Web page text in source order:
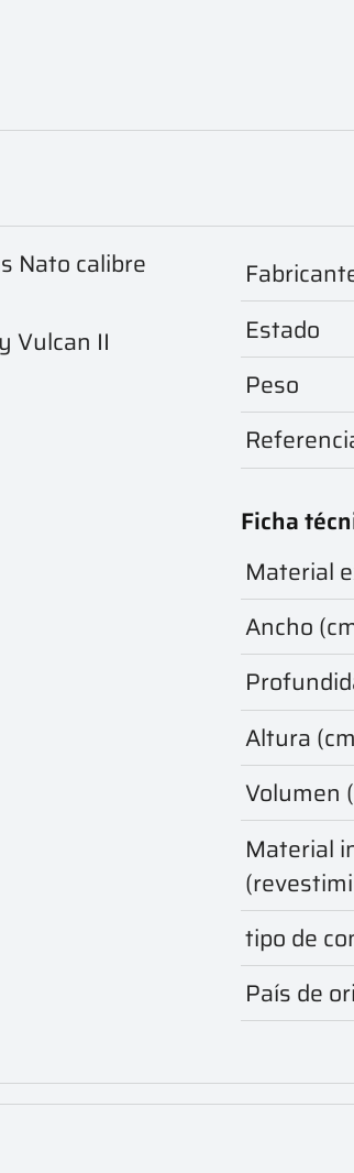
Nato calibre
Vulcan II
Estado
Peso
Ficha
Material
Ancho
Altura
Volumen
Material
tipo de
País de